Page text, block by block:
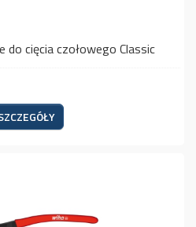
do cięcia czołowego Classic